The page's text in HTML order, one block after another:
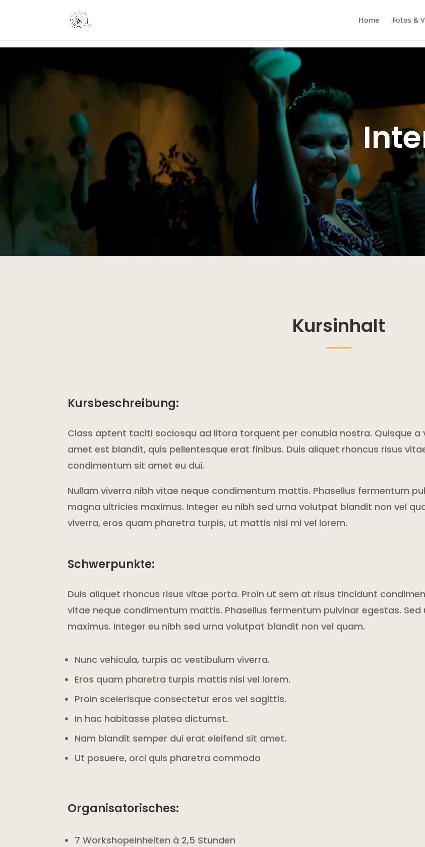
Home Fotos &
Kursinhalt
Kursbeschreibung:
Class aptent taciti sociosqu ad litora torquent per conubia nostra. Quisque a
amet est blandit, quis pellentesque erat finibus. Duis aliquet rhoncus risus
condimentum sit amet eu dui.
Nullam viverra nibh vitae neque condimentum mattis. Phasellus fermentum
magna ultricies maximus. Integer eu nibh sed urna volutpat blandit non vel
viverra, eros quam pharetra turpis, ut mattis nisi mi vel lorem.
Schwerpunkte:
Duis aliquet rhoncus risus vitae porta. Proin ut sem at risus tincidunt
vitae neque condimentum mattis. Phasellus fermentum pulvinar egestas.
maximus. Integer eu nibh sed urna volutpat blandit non vel quam.
Nunc vehicula, turpis ac vestibulum viverra.
Eros quam pharetra turpis mattis nisi vel lorem.
Proin scelerisque consectetur eros vel sagittis.
In hac habitasse platea dictumst.
Nam blandit semper dui erat eleifend sit amet.
Ut posuere, orci quis pharetra commodo
Organisatorisches:
7 Workshopeinheiten à 2,5 Stunden